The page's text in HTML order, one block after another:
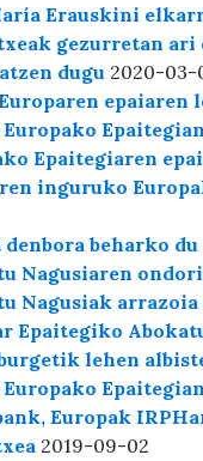
Erauskini
gezurretan
dugu 2020-03-
epaiaren
Europako
Epaitegiaren
inguruko
denbora beharko
Nagusiaren
Nagusiak
Epaitegiko
lehen
Europako
Europak
2019-09-02